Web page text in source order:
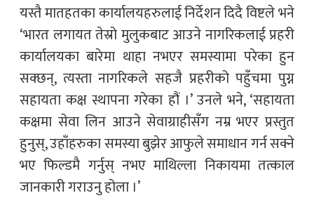
यस्तै मातहतका कार्यालयहरुलाई निर्देशन दिदै विष्टले भने
‘भारत लगायत तेस्रो मुलुकबाट आउने नागरिकलाई प्रहरी
कार्यालयका बारेमा थाहा नभएर समस्यामा परेका हुन
सक्छन्, त्यस्ता नागरिकले सहजै प्रहरीको पहुँचमा पुग्न
सहायता कक्ष स्थापना गरेका हौं ।’ उनले भने, ‘सहायता
कक्षमा सेवा लिन आउने सेवाग्राहीसँग नम्र भएर प्रस्तुत
हुनुस्, उहाँहरुका समस्या बुझेर आफुले समाधान गर्न सक्ने
भए फिल्डमै गर्नुस् नभए माथिल्ला निकायमा तत्काल
जानकारी गराउनु होला ।’